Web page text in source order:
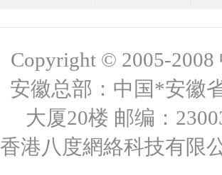
Copyright © 2005-
安徽总部：中国*安徽
大厦20楼 邮编：
香港八度網絡科技有限